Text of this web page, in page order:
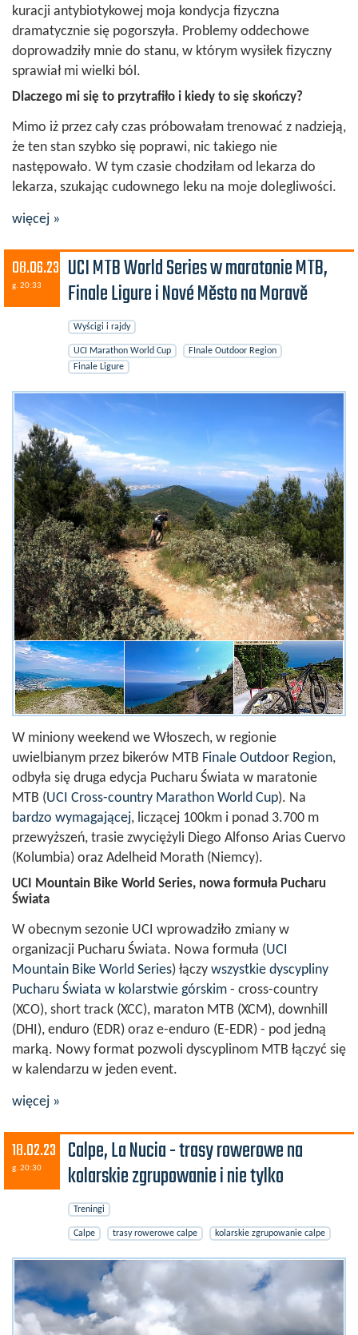
kuracji antybiotykowej moja kondycja fizyczna
dramatycznie się pogorszyła. Problemy oddechowe
doprowadziły mnie do stanu, w którym wysiłek fizyczny
sprawiał mi wielki ból.
Dlaczego mi się to przytrafiło i kiedy to się skończy?
Mimo iż przez cały czas próbowałam trenować z nadzieją,
że ten stan szybko się poprawi, nic takiego nie
następowało. W tym czasie chodziłam od lekarza do
lekarza, szukając cudownego leku na moje dolegliwości.
więcej »
08.06.23
g. 20:33
UCI MTB World Series w maratonie MTB,
Finale Ligure i Nové Město na Moravě
Wyścigi i rajdy
UCI Marathon World Cup
FInale Outdoor Region
Finale Ligure
W miniony weekend we Włoszech, w regionie
uwielbianym przez bikerów MTB Finale Outdoor Region,
odbyła się druga edycja Pucharu Świata w maratonie
MTB (UCI Cross-country Marathon World Cup). Na
bardzo wymagającej, liczącej 100km i ponad 3.700 m
przewyższeń, trasie zwyciężyli Diego Alfonso Arias Cuervo
(Kolumbia) oraz Adelheid Morath (Niemcy).
UCI Mountain Bike World Series, nowa formuła Pucharu
Świata
W obecnym sezonie UCI wprowadziło zmiany w
organizacji Pucharu Świata. Nowa formuła (UCI
Mountain Bike World Series) łączy wszystkie dyscypliny
Pucharu Świata w kolarstwie górskim - cross-country
(XCO), short track (XCC), maraton MTB (XCM), downhill
(DHI), enduro (EDR) oraz e-enduro (E-EDR) - pod jedną
marką. Nowy format pozwoli dyscyplinom MTB łączyć się
w kalendarzu w jeden event.
więcej »
18.02.23
g. 20:30
Calpe, La Nucia - trasy rowerowe na
kolarskie zgrupowanie i nie tylko
Treningi
Calpe trasy rowerowe calpe kolarskie zgrupowanie calpe